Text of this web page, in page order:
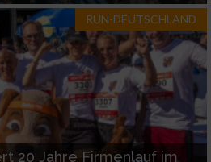
RUN-DEUTSCHLAND
20 Jahre Firmenlauf im